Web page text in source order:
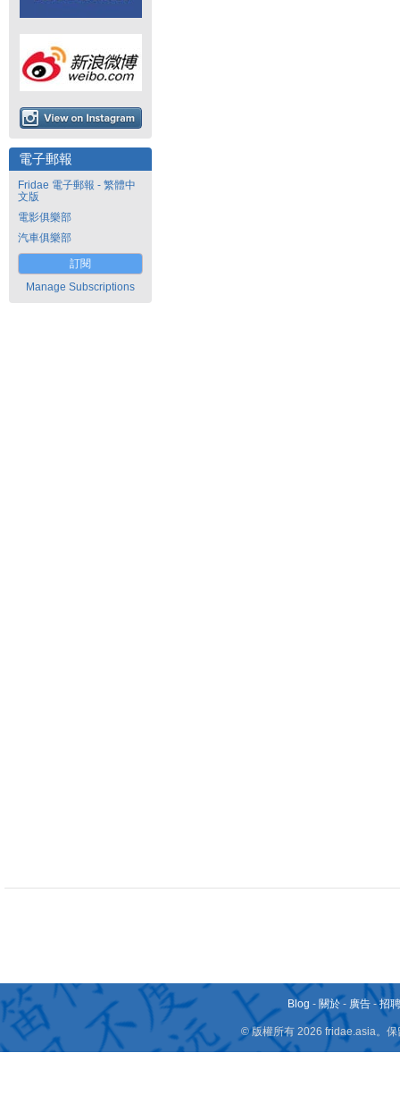
電子郵報
Fridae 電子郵報 - 繁體中
文版
電影俱樂部
汽車俱樂部
訂閱
Manage Subscriptions
Blog - 關於 - 廣告 -招
© 版權所有 2026 fridae.asia。